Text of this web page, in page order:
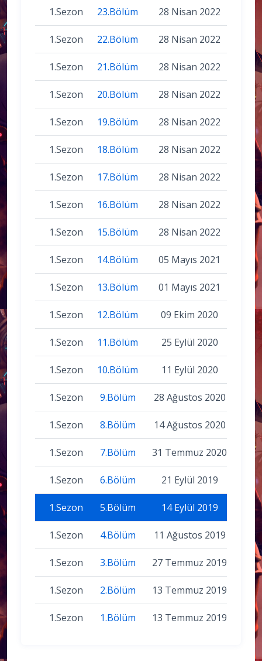
1.Sezon 23.Bölüm 28 Nisan 2022
1.Sezon 22.Bölüm 28 Nisan 2022
1.Sezon 21.Bölüm 28 Nisan 2022
1.Sezon 20.Bölüm 28 Nisan 2022
1.Sezon 19.Bölüm 28 Nisan 2022
1.Sezon 18.Bölüm 28 Nisan 2022
1.Sezon 17.Bölüm 28 Nisan 2022
1.Sezon 16.Bölüm 28 Nisan 2022
1.Sezon 15.Bölüm 28 Nisan 2022
1.Sezon 14.Bölüm 05 Mayıs 2021
1.Sezon 13.Bölüm 01 Mayıs 2021
1.Sezon 12.Bölüm 09 Ekim 2020
1.Sezon 11.Bölüm 25 Eylül 2020
1.Sezon 10.Bölüm 11 Eylül 2020
1.Sezon 9.Bölüm 28 Ağustos 2020
1.Sezon 8.Bölüm 14 Ağustos 2020
1.Sezon 7.Bölüm 31 Temmuz 2020
1.Sezon 6.Bölüm 21 Eylül 2019
1.Sezon 5.Bölüm 14 Eylül 2019
1.Sezon 4.Bölüm 11 Ağustos 2019
1.Sezon 3.Bölüm 27 Temmuz 2019
1.Sezon 2.Bölüm 13 Temmuz 2019
1.Sezon 1.Bölüm 13 Temmuz 2019